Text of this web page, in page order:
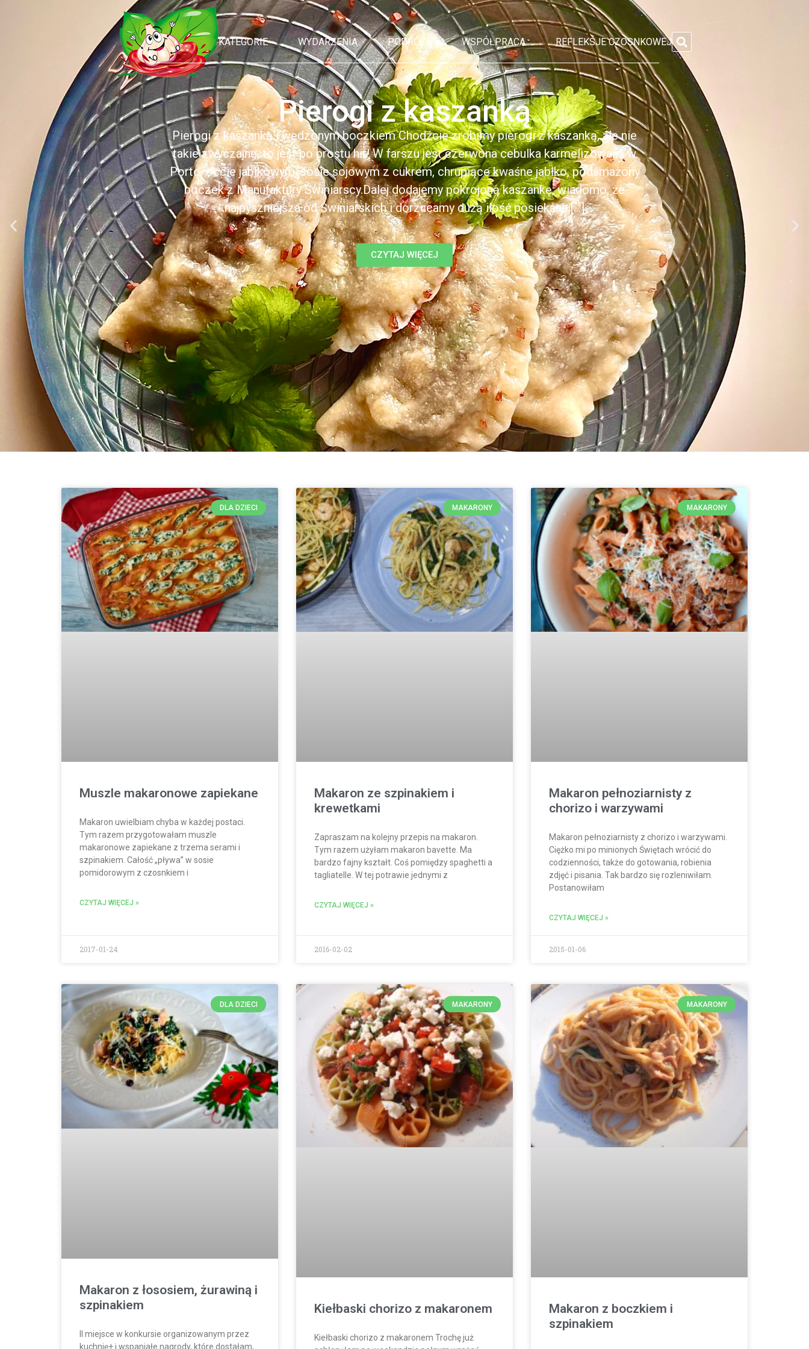
KATEGORIE WYDARZENIA PODRÓŻE WSPÓŁPRACA REFLEKSJE CZOSNKOWEJ
Pierogi z kaszanką
Pierogi z kaszanką i wędzonym boczkiem Chodźcie zrobimy pierogi z kaszanką, ale nie
takie zwyczajne, to jest po prostu hit! W farszu jest czerwona cebulka karmelizowana w
Porto, occie jabłkowym, sosie sojowym z cukrem, chrupiące kwaśne jabłko, podsmażony
boczek z Manufaktury Świniarscy.Dalej dodajemy pokrojoną kaszankę, wiadomo, że
najpyszniejsza od Świniarskich i dorzucamy dużą ilość posiekanej[...]
CZYTAJ WIĘCEJ
DLA DZIECI
Muszle makaronowe zapiekane
Makaron uwielbiam chyba w każdej postaci.
Tym razem przygotowałam muszle
makaronowe zapiekane z trzema serami i
szpinakiem. Całość „pływa” w sosie
pomidorowym z czosnkiem i
CZYTAJ WIĘCEJ »
2017-01-24
MAKARONY
Makaron ze szpinakiem i
krewetkami
Zapraszam na kolejny przepis na makaron.
Tym razem użyłam makaron bavette. Ma
bardzo fajny kształt. Coś pomiędzy spaghetti a
tagliatelle. W tej potrawie jednymi z
CZYTAJ WIĘCEJ »
2016-02-02
MAKARONY
Makaron pełnoziarnisty z
chorizo i warzywami
Makaron pełnoziarnisty z chorizo i warzywami.
Ciężko mi po minionych Świętach wrócić do
codzienności, także do gotowania, robienia
zdjęć i pisania. Tak bardzo się rozleniwiłam.
Postanowiłam
CZYTAJ WIĘCEJ »
2015-01-06
DLA DZIECI
Makaron z łososiem, żurawiną i
szpinakiem
II miejsce w konkursie organizowanym przez
kuchnię+ i wspaniałe nagrody, które dostałam,
MAKARONY
Kiełbaski chorizo z makaronem
Kiełbaski chorizo z makaronem Trochę już
MAKARONY
Makaron z boczkiem i
szpinakiem